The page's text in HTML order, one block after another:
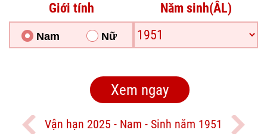
Giới tính
Nam Nữ
Năm sinh(ÂL)
Vận hạn 2025 - Nam - Sinh năm 1951